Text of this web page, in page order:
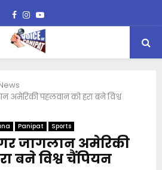
Facebook
Instagram
Youtube
अमेरिकी पहलवान को हरा बने विश्व
Panipat Sports
जागलान अमेरिकी
बने विश्व चैंपियन